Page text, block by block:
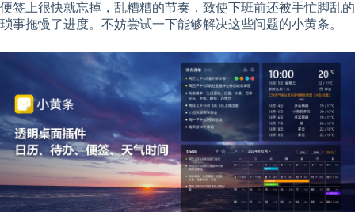
便签上很快就忘掉，乱糟糟的节奏，致使下班前还被手忙脚乱的
琐事拖慢了进度。不妨尝试一下能够解决这些问题的小黄条。